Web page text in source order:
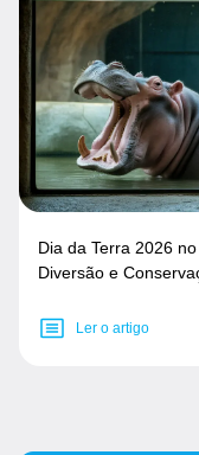
Dia da Terra 2026
Diversão e
Ler o artigo